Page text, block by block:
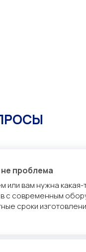
проблема
или вам нужна
с современным
сроки